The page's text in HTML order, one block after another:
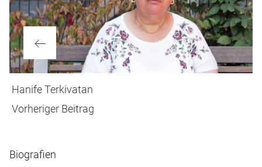
Vorheriger
Hanife Terkivatan
Vorheriger Beitrag
Biografien